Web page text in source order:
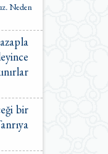
Neden
bir